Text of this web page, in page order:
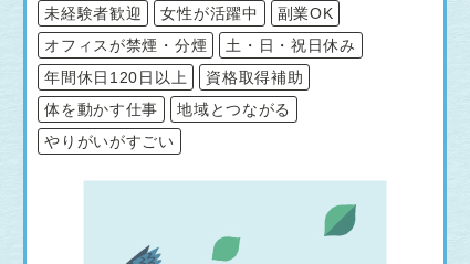
未経験者歓迎 女性が活躍中
副業OK
オフィスが禁煙・分煙
土・日・祝日休み
年間休日120日以上
資格取得補助
体を動かす仕事
地域とつながる
やりがいがすごい